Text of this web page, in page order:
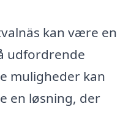
kan være en
udfordrende
muligheder kan
en løsning, der